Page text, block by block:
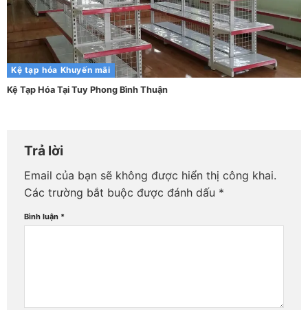
Kệ tạp hóa Khuyến mãi
Kệ Tạp Hóa Tại Tuy Phong Bình Thuận
Trả lời
Email của bạn sẽ không được hiển thị công khai.
Các trường bắt buộc được đánh dấu *
Bình luận *